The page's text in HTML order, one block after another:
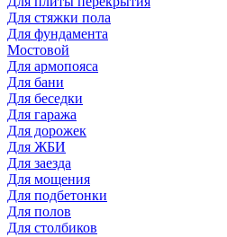
Для стяжки пола
Для фундамента
Мостовой
Для армопояса
Для бани
Для беседки
Для гаража
Для дорожек
Для ЖБИ
Для заезда
Для мощения
Для подбетонки
Для полов
Для столбиков